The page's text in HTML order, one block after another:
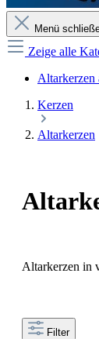
Menü
Zeige alle
Altarkerzen
Kerzen
Altarkerzen
Altarkerzen in
Filter